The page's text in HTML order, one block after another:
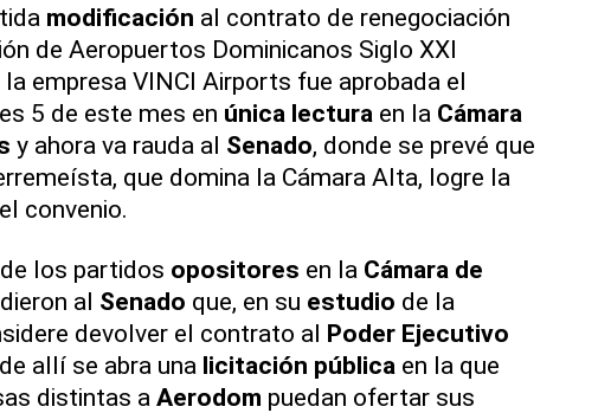
modificación al contrato de renegociación
de Aeropuertos Dominicanos Siglo XXI
la empresa VINCI Airports fue aprobada el
5 de este mes en única lectura en la Cámara
y ahora va rauda al Senado, donde se prevé que
que domina la Cámara Alta, logre la
convenio.
los partidos opositores en la Cámara de
al Senado que, en su estudio de la
devolver el contrato al Poder Ejecutivo
allí se abra una licitación pública en la que
distintas a Aerodom puedan ofertar sus